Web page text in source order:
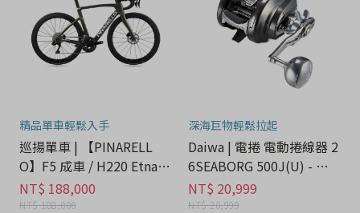
精品單車輕鬆入手
巡揚單車 | 【PINARELL
O】F5 成車 / H220 Etna B
lack Matt
NT$ 188,000
NT$ 188,000
深海巨物輕鬆拉起
Daiwa | 電捲 電動捲線器 2
6SEABORG 500J(U) - 運
動戶外分期
NT$ 20,999
NT$ 20,999